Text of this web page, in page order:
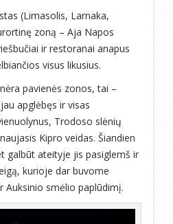
(Limasolis, Larnaka,
zoną – Aja Napos
ir restoranai anapus
visus likusius.
pavienės zonos, tai –
apglėbęs ir visas
Trodoso slėnių
Kipro veidas. Šiandien
galbūt ateityje jis pasiglemš ir
kurioje dar buvome
Auksinio smėlio paplūdimį.